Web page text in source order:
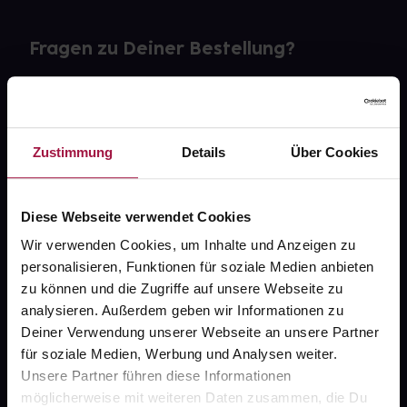
Zustimmung Details Über Cookies
Diese Webseite verwendet Cookies
Wir verwenden Cookies, um Inhalte und Anzeigen zu
personalisieren, Funktionen für soziale Medien anbieten
zu können und die Zugriffe auf unsere Webseite zu
analysieren. Außerdem geben wir Informationen zu
Deiner Verwendung unserer Webseite an unsere Partner
für soziale Medien, Werbung und Analysen weiter.
Unsere Partner führen diese Informationen
möglicherweise mit weiteren Daten zusammen, die Du
Fragen zu Deiner Bestellung?
gesund.de
Über uns
Karriere
Newsletter